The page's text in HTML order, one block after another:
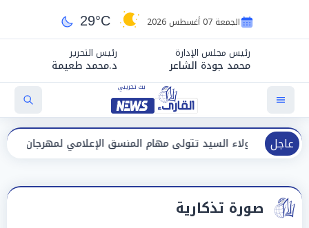
الجمعة 07 أغسطس 2026 29°C
رئيس مجلس الإدارة
محمد جودة الشاعر
رئيس التحرير
د.محمد طعيمة
عاجلتتولى مهام المنسق الإعلامي لمهرجان "الأفضل بين الأفضل"
صورة تذكارية